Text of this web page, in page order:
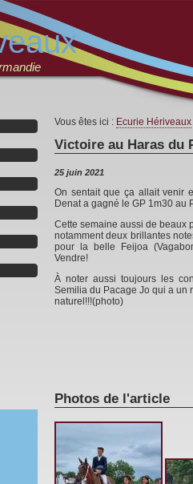
Vous êtes ici : Ecurie Hériveaux
Victoire au Haras du
25 juin 2021
On sentait que ça allait venir
Denat a gagné le GP 1m30 au
Cette semaine aussi de beaux
notamment deux brillantes
pour la belle Feijoa
Vendre!
À noter aussi toujours les
Semilia du Pacage Jo qui a un
naturel!!!(photo)
Photos de l'article